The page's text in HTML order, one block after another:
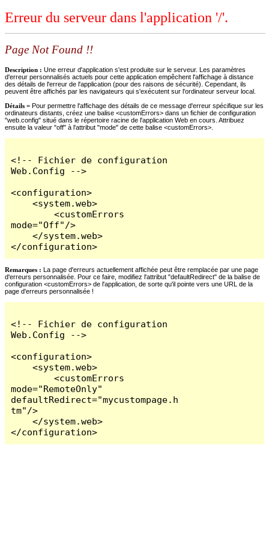
Erreur du serveur dans l'application '/'.
Page Not Found !!
Description : Une erreur d'application s'est produite sur le serveur. Les paramètres
d'erreur personnalisés actuels pour cette application empêchent l'affichage à distance
des détails de l'erreur de l'application (pour des raisons de sécurité). Cependant, ils
peuvent être affichés par les navigateurs qui s'exécutent sur l'ordinateur serveur local.
Détails = Pour permettre l'affichage des détails de ce message d'erreur spécifique sur les
ordinateurs distants, créez une balise <customErrors> dans un fichier de configuration
"web.config" situé dans le répertoire racine de l'application Web en cours. Attribuez
ensuite la valeur "off" à l'attribut "mode" de cette balise <customErrors>.
<!-- Fichier de configuration
Web.Config -->
<configuration>
    <system.web>
        <customErrors
mode="Off"/>
    </system.web>
</configuration>
Remarques : La page d'erreurs actuellement affichée peut être remplacée par une page
d'erreurs personnalisée. Pour ce faire, modifiez l'attribut "defaultRedirect" de la balise de
configuration <customErrors> de l'application, de sorte qu'il pointe vers une URL de la
page d'erreurs personnalisée !
<!-- Fichier de configuration
Web.Config -->
<configuration>
    <system.web>
        <customErrors
mode="RemoteOnly"
defaultRedirect="mycustompage.h
tm"/>
    </system.web>
</configuration>